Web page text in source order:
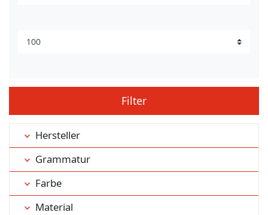
Filter
Hersteller
Grammatur
Farbe
Material